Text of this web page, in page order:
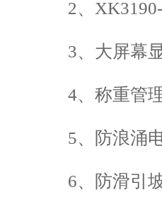
2、XK3190-
3、大屏幕显
4、称重管
5、防浪涌电
6、防滑引坡